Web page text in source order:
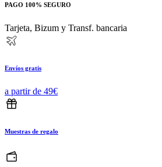
PAGO 100% SEGURO
Tarjeta, Bizum y Transf. bancaria
Envíos gratis
a partir de 49€
Muestras de regalo